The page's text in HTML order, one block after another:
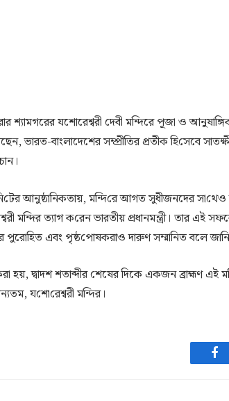
শ্যামগরের যশোরেশ্বরী দেবী মন্দিরে পূজা ও
ভারত-বাংলাদেশের সম্প্রী‌তির প্রতীক হি‌সেবে
আনুষ্ঠা‌নিকতায়, ম‌ন্দি‌রে আগত সুধীজনদের
ম‌ন্দির ত্যাগ ক‌রেন ভারতীয় প্রধানমন্ত্রী। তার এই
পুরো‌হিত এবং পৃষ্ঠ‌পোষকরাও দারুণ সম্মা‌নিত বলে
হয়, দ্বাদশ শতাব্দীর শেষের দিকে একজন ব্রাহ্মণ এই
য‌শো‌রেশ্বরী ম‌ন্দির।